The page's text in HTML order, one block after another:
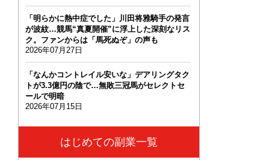
「明らかに熱中症でした」川田将雅騎手の発言
が波紋…競馬“真夏開催”に浮上した深刻なリス
ク。ファンからは「馬死ぬぞ」の声も
2026年07月27日
「なんかコントレイル安いな」デアリングタク
トが3.3億円の陰で…無敗三冠馬がセレクトセ
ールで明暗
2026年07月15日
はじめての副業一覧